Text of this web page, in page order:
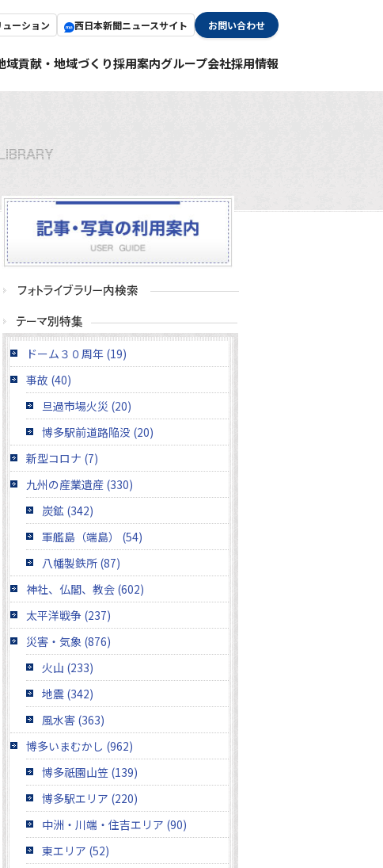
ューション 西日本新聞ニュースサイト お問い合わせ
域貢献・地域づくり採用案内グループ会社採用情報
ドーム３０周年 (19)
事故 (40)
旦過市場火災 (20)
博多駅前道路陥没 (20)
新型コロナ (7)
九州の産業遺産 (330)
炭鉱 (342)
軍艦島（端島） (54)
八幡製鉄所 (87)
神社、仏閣、教会 (602)
太平洋戦争 (237)
災害・気象 (876)
火山 (233)
地震 (342)
風水害 (363)
博多いまむかし (962)
博多祇園山笠 (139)
博多駅エリア (220)
中洲・川端・住吉エリア (90)
東エリア (52)